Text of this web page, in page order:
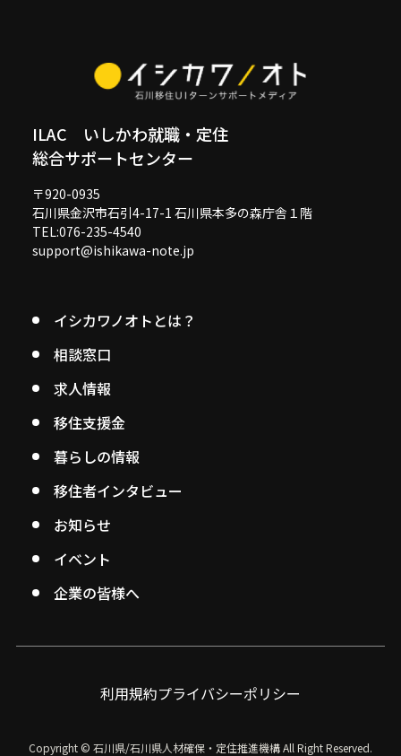
ILAC いしかわ就職・定住
総合サポートセンター
〒920-0935
石川県金沢市石引4-17-1 石川県本多の森庁舎１階
TEL:076-235-4540
support@ishikawa-note.jp
イシカワノオトとは？
相談窓口
求人情報
移住支援金
暮らしの情報
移住者インタビュー
お知らせ
イベント
企業の皆様へ
利用規約プライバシーポリシー
Copyright © 石川県/石川県人材確保・定住推進機構All Right Reserved.